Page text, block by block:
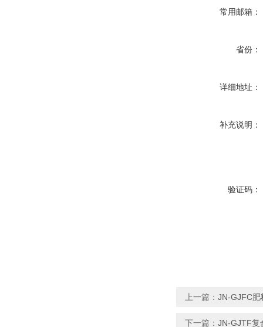
常用邮箱：
省份：
详细地址：
补充说明：
验证码：
上一篇： JN-GJFC肥
下一篇： JN-GJTF复